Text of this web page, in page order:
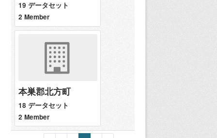
19 データセット
2 Member
本巣郡北方町
18 データセット
2 Member